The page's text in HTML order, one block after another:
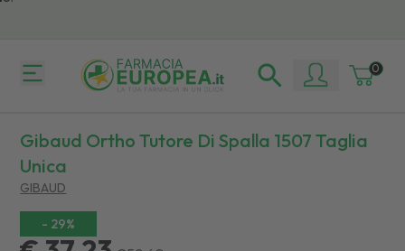
0
Gibaud Ortho Tutore Di Spalla 1507 Taglia
Unica
GIBAUD
- 29%